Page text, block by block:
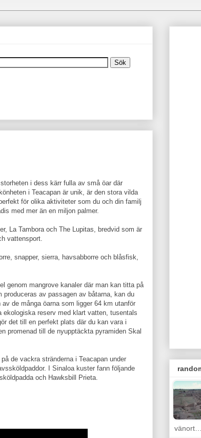
i dess kärr fulla av små öar där
i Teacapan är unik, är den stora vilda
för olika aktiviteter som du och din familj
med mer än en miljon palmer.
La Tambora och The Lupitas, bredvid som är
vattensport.
snapper, sierra, havsabborre och blåsfisk,
genom mangrove kanaler där man kan titta på
av passagen av båtarna, kan du
de många öarna som ligger 64 km utanför
reserv med klart vatten, tusentals
det till en perfekt plats där du kan vara i
promenad till de nyupptäckta pyramiden Skal
de vackra stränderna i Teacapan under
I Sinaloa kuster fann följande
och Hawksbill Prieta.
vänort…